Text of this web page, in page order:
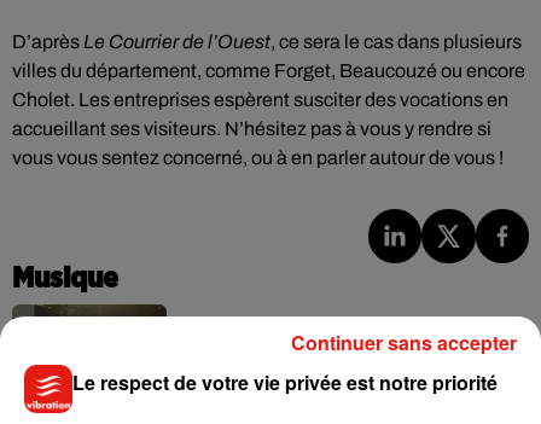
D’après Le Courrier de l’Ouest, ce sera le cas dans plusieurs
villes du département, comme Forget, Beaucouzé ou encore
Cholet. Les entreprises espèrent susciter des vocations en
accueillant ses visiteurs. N’hésitez pas à vous y rendre si
vous vous sentez concerné, ou à en parler autour de vous !
Musique
dans son nouveau clip
Le respect de votre vie privée est notre priorité
Continuer sans accepter